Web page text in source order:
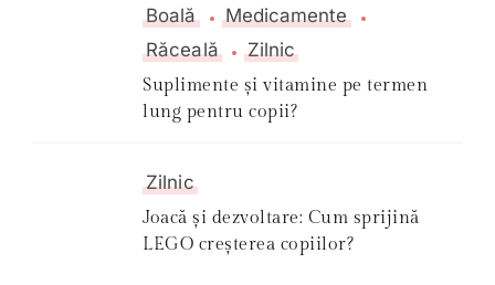
Boală
Medicamente
Răceală
Zilnic
Suplimente și vitamine pe termen
lung pentru copii?
Zilnic
Joacă și dezvoltare: Cum sprijină
LEGO creșterea copiilor?